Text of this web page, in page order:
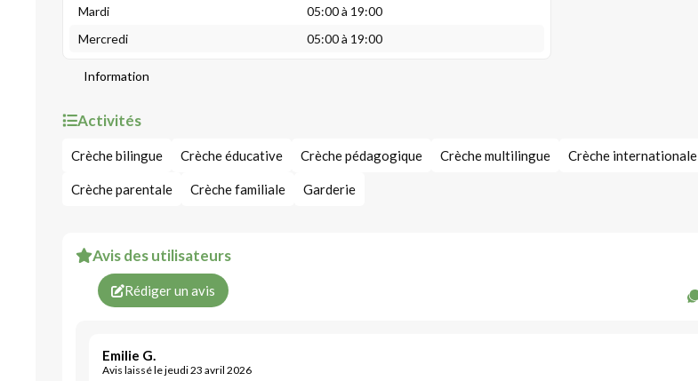
Mardi
05:00 à 19:00
Mercredi
05:00 à 19:00
Information
Activités
Crèche bilingue Crèche éducative Crèche pédagogique Crèche multilingue Crèche internationale
Crèche parentale Crèche familiale Garderie
Avis des utilisateurs
Rédiger un avis
Emilie G.
Avis laissé le jeudi 23 avril 2026